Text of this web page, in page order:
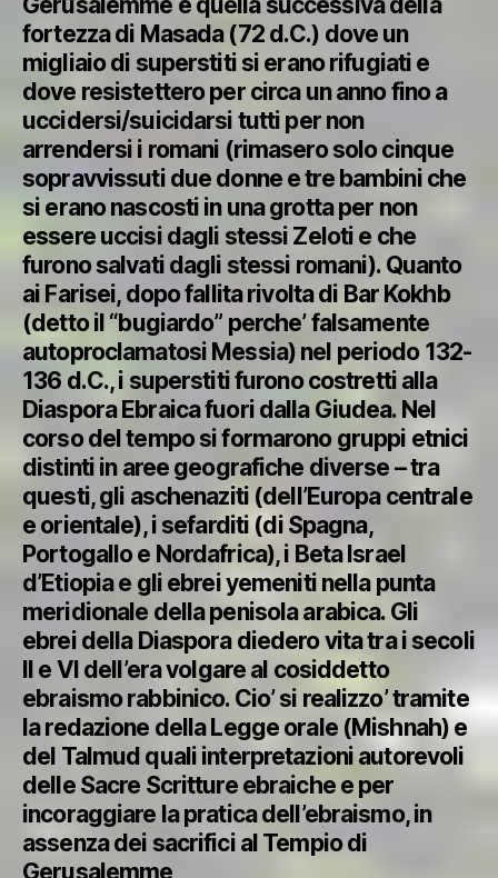
fortezza di Masada (72 d.C.) dove un
migliaio di superstiti si erano rifugiati e
dove resistettero per circa un anno fino a
uccidersi/suicidarsi tutti per non
arrendersi i romani (rimasero solo cinque
sopravvissuti due donne e tre bambini che
si erano nascosti in una grotta per non
essere uccisi dagli stessi Zeloti e che
furono salvati dagli stessi romani). Quanto
ai Farisei, dopo fallita rivolta di Bar Kokhb
(detto il “bugiardo” perche’ falsamente
autoproclamatosi Messia) nel periodo 132-
136 d.C., i superstiti furono costretti alla
Diaspora Ebraica fuori dalla Giudea. Nel
corso del tempo si formarono gruppi etnici
distinti in aree geografiche diverse – tra
questi, gli aschenaziti (dell’Europa centrale
e orientale), i sefarditi (di Spagna,
Portogallo e Nordafrica), i Beta Israel
d’Etiopia e gli ebrei yemeniti nella punta
meridionale della penisola arabica. Gli
ebrei della Diaspora diedero vita tra i secoli
II e VI dell’era volgare al cosiddetto
ebraismo rabbinico. Cio’ si realizzo’ tramite
la redazione della Legge orale (Mishnah) e
del Talmud quali interpretazioni autorevoli
delle Sacre Scritture ebraiche e per
incoraggiare la pratica dell’ebraismo, in
assenza dei sacrifici al Tempio di
Gerusalemme